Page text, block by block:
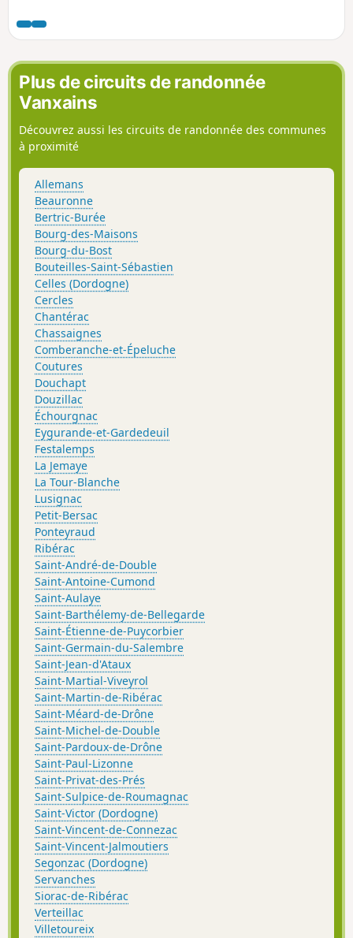
la Plaine, haut-lieu historique de la seconde guerre
mondiale.
Plus de circuits de randonnée
Vanxains
Découvrez aussi les circuits de randonnée des communes
à proximité
Allemans
Beauronne
Bertric-Burée
Bourg-des-Maisons
Bourg-du-Bost
Bouteilles-Saint-Sébastien
Celles (Dordogne)
Cercles
Chantérac
Chassaignes
Comberanche-et-Épeluche
Coutures
Douchapt
Douzillac
Échourgnac
Eygurande-et-Gardedeuil
Festalemps
La Jemaye
La Tour-Blanche
Lusignac
Petit-Bersac
Ponteyraud
Ribérac
Saint-André-de-Double
Saint-Antoine-Cumond
Saint-Aulaye
Saint-Barthélemy-de-Bellegarde
Saint-Étienne-de-Puycorbier
Saint-Germain-du-Salembre
Saint-Jean-d'Ataux
Saint-Martial-Viveyrol
Saint-Martin-de-Ribérac
Saint-Méard-de-Drône
Saint-Michel-de-Double
Saint-Pardoux-de-Drône
Saint-Paul-Lizonne
Saint-Privat-des-Prés
Saint-Sulpice-de-Roumagnac
Saint-Victor (Dordogne)
Saint-Vincent-de-Connezac
Saint-Vincent-Jalmoutiers
Segonzac (Dordogne)
Servanches
Siorac-de-Ribérac
Verteillac
Villetoureix